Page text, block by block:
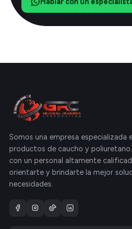
Somos una empresa especializada
productos de caucho y
con un personal altamente
orientarte y brindarte la mejor
necesidades.